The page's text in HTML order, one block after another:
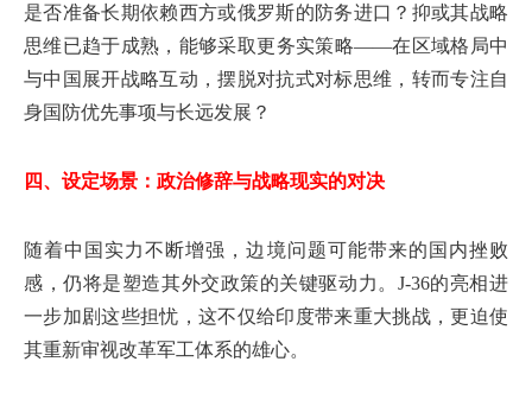
是否准备长期依赖西方或俄罗斯的防务进口？抑或其战略
思维已趋于成熟，能够采取更务实策略——在区域格局中
与中国展开战略互动，摆脱对抗式对标思维，转而专注自
身国防优先事项与长远发展？
四、设定场景：政治修辞与战略现实的对决
随着中国实力不断增强，边境问题可能带来的国内挫败
感，仍将是塑造其外交政策的关键驱动力。J-36的亮相进
一步加剧这些担忧，这不仅给印度带来重大挑战，更迫使
其重新审视改革军工体系的雄心。